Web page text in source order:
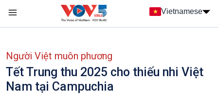
Nhảy đến nội dung
Vietnamese
Người Việt muôn phương
Tết Trung thu 2025 cho thiếu nhi Việt
Nam tại Campuchia